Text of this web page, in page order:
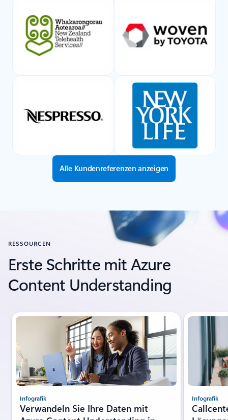
Alle Kundenreferenzen anzeigen
RESSOURCEN
Erste Schritte mit Azure
Content Understanding
Folie 1 von 3 wird angezeigt
Infografik
Verwandeln Sie Ihre Daten mit
Infografik